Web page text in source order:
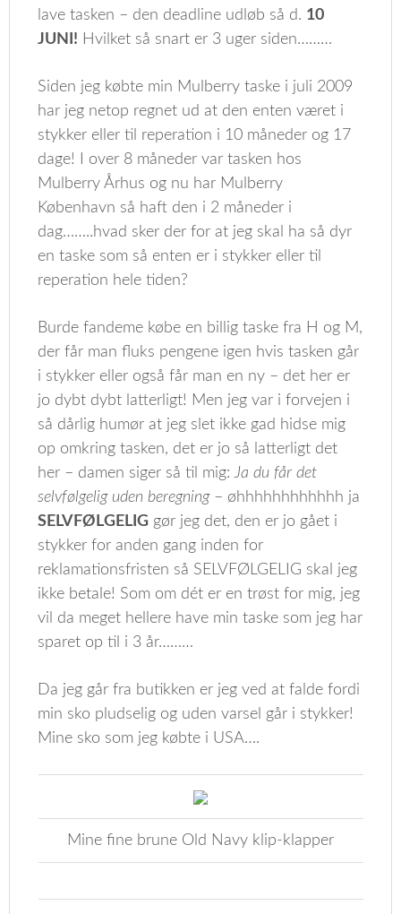
lave tasken – den deadline udløb så d. 10
JUNI! Hvilket så snart er 3 uger siden………
Siden jeg købte min Mulberry taske i juli 2009
har jeg netop regnet ud at den enten været i
stykker eller til reperation i 10 måneder og 17
dage! I over 8 måneder var tasken hos
Mulberry Århus og nu har Mulberry
København så haft den i 2 måneder i
dag……..hvad sker der for at jeg skal ha så dyr
en taske som så enten er i stykker eller til
reperation hele tiden?
Burde fandeme købe en billig taske fra H og M,
der får man fluks pengene igen hvis tasken går
i stykker eller også får man en ny – det her er
jo dybt dybt latterligt! Men jeg var i forvejen i
så dårlig humør at jeg slet ikke gad hidse mig
op omkring tasken, det er jo så latterligt det
her – damen siger så til mig:Ja du får det
selvfølgelig uden beregning– øhhhhhhhhhhhh ja
SELVFØLGELIG gør jeg det, den er jo gået i
stykker for anden gang inden for
reklamationsfristen så SELVFØLGELIG skal jeg
ikke betale! Som om dét er en trøst for mig, jeg
vil da meget hellere have min taske som jeg har
sparet op til i 3 år………
Da jeg går fra butikken er jeg ved at falde fordi
min sko pludselig og uden varsel går i stykker!
Mine sko som jeg købte i USA….
Mine fine brune Old Navy klip-klapper